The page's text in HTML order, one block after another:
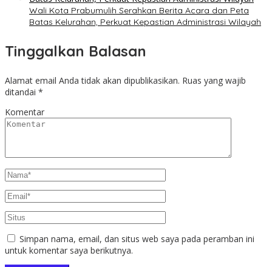
Wali Kota Prabumulih Serahkan Berita Acara dan Peta
Batas Kelurahan, Perkuat Kepastian Administrasi Wilayah
Tinggalkan Balasan
Alamat email Anda tidak akan dipublikasikan. Ruas yang wajib
ditandai *
Komentar
Simpan nama, email, dan situs web saya pada peramban ini
untuk komentar saya berikutnya.